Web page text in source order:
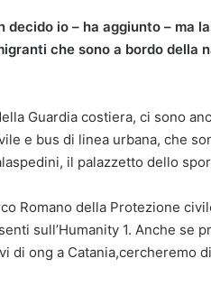
decido io – ha aggiunto – ma
che sono a bordo della
Guardia costiera, ci sono
e bus di linea urbana, che
il palazzetto dello
Romano della Protezione
sull’Humanity 1. Anche se
di ong a Catania,cercheremo